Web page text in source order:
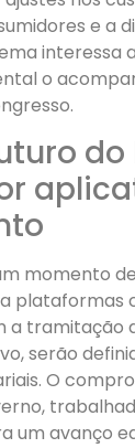
e a
interessa
o
do
momento
plataformas
a tramitação
serão
O
um avanço